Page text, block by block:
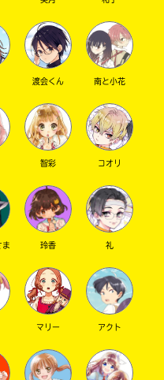
ら探す
カウント
する
渡会くん 南と小花
智彩 コオリ
ま 玲香 礼
マリー アクト